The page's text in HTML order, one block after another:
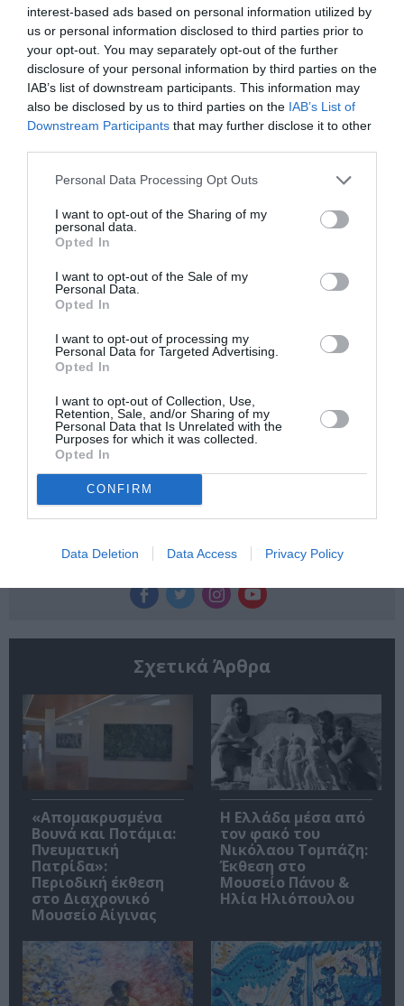
interest-based ads based on personal information utilized by
us or personal information disclosed to third parties prior to
your opt-out. You may separately opt-out of the further
disclosure of your personal information by third parties on the
IAB’s list of downstream participants. This information may
also be disclosed by us to third parties on the IAB’s List of
Downstream Participants that may further disclose it to other
Personal Data Processing Opt Outs
I want to opt-out of the Sharing of my
personal data.
Opted In
I want to opt-out of the Sale of my
Personal Data.
Opted In
I want to opt-out of processing my
Personal Data for Targeted Advertising.
Opted In
I want to opt-out of Collection, Use,
Retention, Sale, and/or Sharing of my
Personal Data that Is Unrelated with the
Purposes for which it was collected.
Opted In
CONFIRM
Data Deletion Data Access Privacy Policy
Τηλ: 2104296790 | galleryartprisma.gr
Ακολουθήστε το Culturenow.gr στο Google News και
μάθετε πρώτοι όλες τις ειδήσεις
τελευταία νέα
για την Τέχνη και τον
Νέοι Διαγωνισμοί ❯
Tags
ΓΚΑΛΕΡΙ ΤΕΧΝΗΣ - ΑΙΘΟΥΣΕΣ ΤΕΧΝΗΣ
ΔΩΡΕΑΝ ΕΚΔΗΛΩΣΕΙΣ
ΕΚΘΕΣΗ ΖΩΓΡΑΦΙΚΗΣ
ΖΩΓΡΑΦΙΚΗ ΖΩΓΡΑΦΟΣ
Newsletter
Κάθε βδομάδα στο e-mail σας τα τελευταία νέα για
την Τέχνη και τον Πολιτισμό!
Ακολουθήστε το Culturenow.gr
Σχετικά Άρθρα
«Απομακρυσμένα
Βουνά και Ποτάμια:
Πνευματική
Πατρίδα»:
Περιοδική έκθεση
στο Διαχρονικό
Μουσείο Αίγινας
Η Ελλάδα μέσα από
τον φακό του
Νικόλαου Τομπάζη:
Έκθεση στο
Μουσείο Πάνου &
Ηλία Ηλιόπουλου